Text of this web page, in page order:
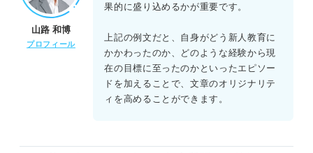
山路 和博
プロフィール
果的に盛り込めるかが重要です。
上記の例文だと、自身がどう新人教育に
かかわったのか、どのような経験から現
在の目標に至ったのかといったエピソー
ドを加えることで、文章のオリジナリテ
ィを高めることができます。